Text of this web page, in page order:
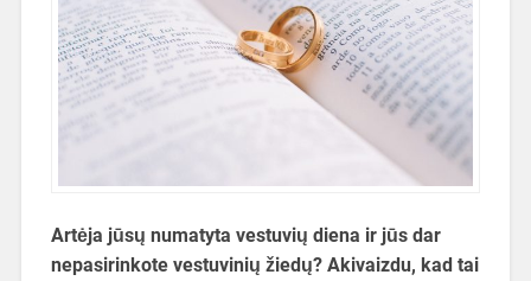
Artėja jūsų numatyta vestuvių diena ir jūs dar
nepasirinkote vestuvinių žiedų? Akivaizdu, kad tai